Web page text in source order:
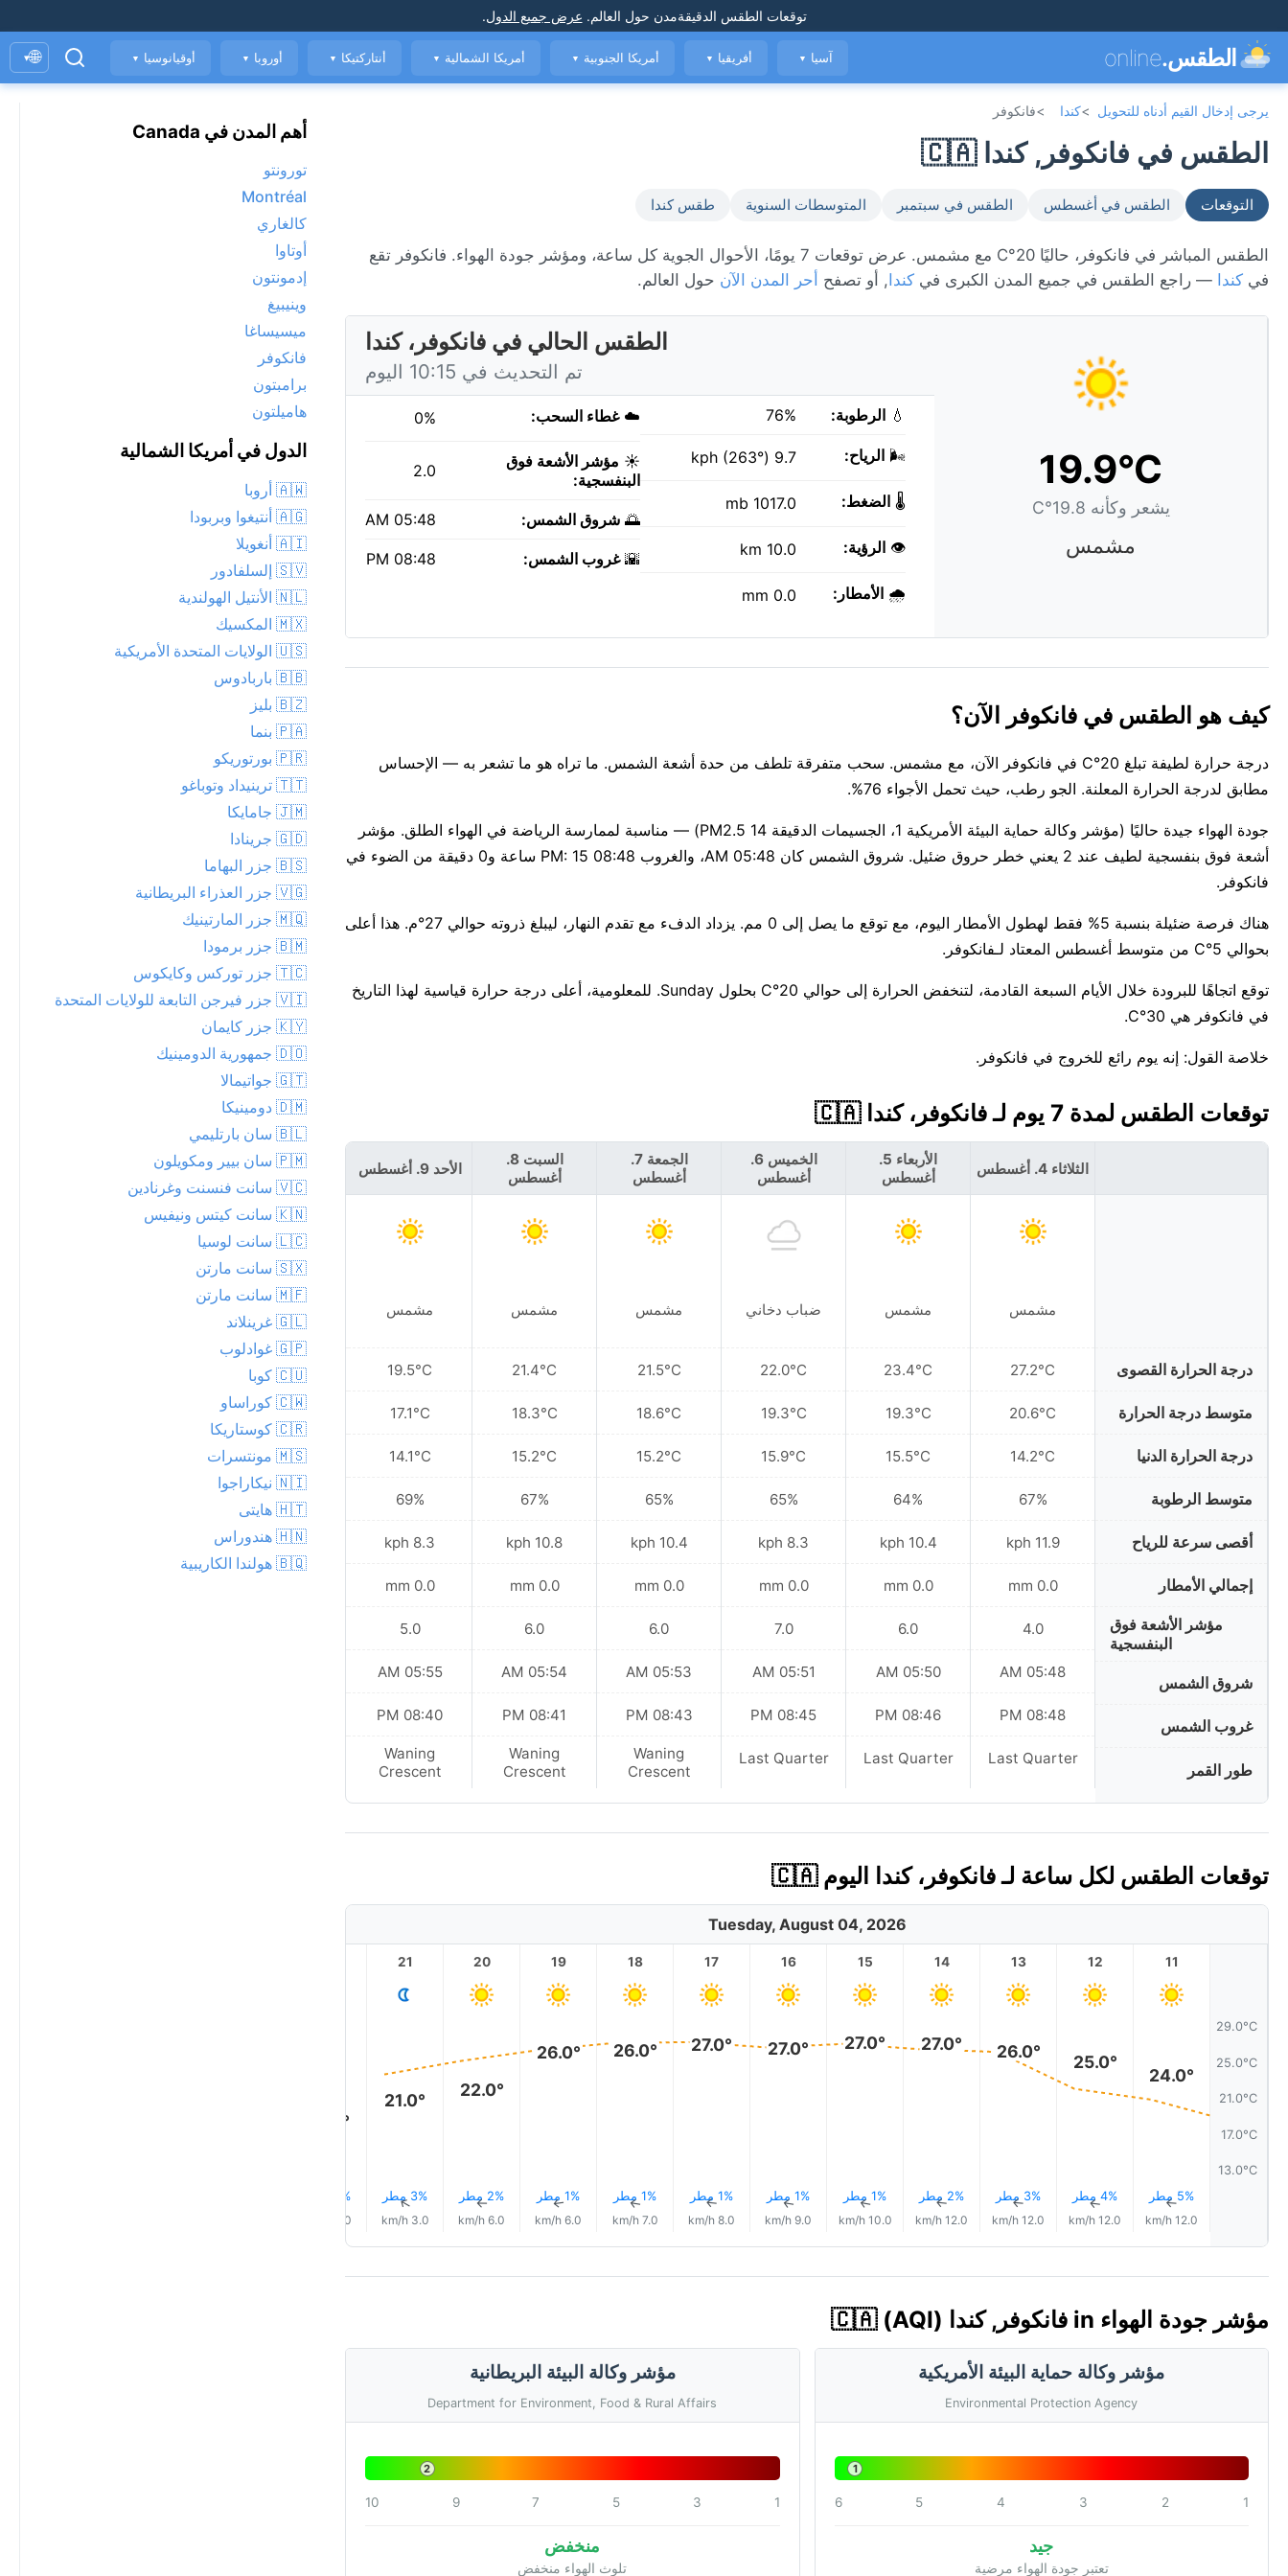
توقعات الطقس الدقيقةمدن حول العالم. عرض جميع الدول.
الطقس.online آسيا ▼ أفريقيا ▼ أمريكا الجنوبية ▼ أمريكا الشمالية ▼ أنتاركتيكا ▼ أوروبا ▼ أوقيانوسيا ▼
🌐
▾
يرجى إدخال القيم أدناه للتحويل >كندا >فانكوفر
الطقس في فانكوفر, كندا 🇨🇦
التوقعات الطقس في أغسطس الطقس في سبتمبر المتوسطات السنوية طقس كندا
الطقس المباشر في فانكوفر، حاليًا 20°C مع مشمس. عرض توقعات 7 يومًا، الأحوال الجوية كل ساعة، ومؤشر جودة الهواء. فانكوفر تقع
في كندا — راجع الطقس في جميع المدن الكبرى في كندا , أو تصفح أحر المدن الآن حول العالم.
19.9°C
يشعر وكأنه 19.8°C
مشمس
الطقس الحالي في فانكوفر، كندا
تم التحديث في 10:15 اليوم
💧 الرطوبة: 76%
🌬️ الرياح: 9.7 kph (263°)
🌡️ الضغط: 1017.0 mb
👁️ الرؤية: 10.0 km
🌧️ الأمطار: 0.0 mm
☁️غطاء السحب: 0%
☀️ مؤشر الأشعة فوق
البنفسجية:
2.0
🌅 شروق الشمس: 05:48 AM
🌇غروب الشمس: 08:48 PM
كيف هو الطقس في فانكوفر الآن؟
درجة حرارة لطيفة تبلغ 20°C في فانكوفر الآن، مع مشمس. سحب متفرقة تلطف من حدة أشعة الشمس. ما تراه هو ما تشعر به — الإحساس
مطابق لدرجة الحرارة المعلنة. الجو رطب، حيث تحمل الأجواء 76%.
جودة الهواء جيدة حاليًا (مؤشر وكالة حماية البيئة الأمريكية 1، الجسيمات الدقيقة PM2.5 14) — مناسبة لممارسة الرياضة في الهواء الطلق. مؤشر
أشعة فوق بنفسجية لطيف عند 2 يعني خطر حروق ضئيل. شروق الشمس كان 05:48 AM، والغروب 08:48 PM: 15 ساعة و0 دقيقة من الضوء في
فانكوفر.
هناك فرصة ضئيلة بنسبة 5% فقط لهطول الأمطار اليوم، مع توقع ما يصل إلى 0 مم. يزداد الدفء مع تقدم النهار، ليبلغ ذروته حوالي 27°م. هذا أعلى
بحوالي 5°C من متوسط أغسطس المعتاد لـفانكوفر.
توقع اتجاهًا للبرودة خلال الأيام السبعة القادمة، لتنخفض الحرارة إلى حوالي 20°C بحلول Sunday. للمعلومية، أعلى درجة حرارة قياسية لهذا التاريخ
في فانكوفر هي 30°C.
خلاصة القول: إنه يوم رائع للخروج في فانكوفر.
توقعات الطقس لمدة 7 يوم لـ فانكوفر، كندا 🇨🇦
درجة الحرارة القصوى
متوسط درجة الحرارة
درجة الحرارة الدنيا
متوسط الرطوبة
أقصى سرعة للرياح
إجمالي الأمطار
مؤشر الأشعة فوق
البنفسجية
شروق الشمس
غروب الشمس
طور القمر
الثلاثاء 4. أغسطس
مشمس
27.2°C
20.6°C
14.2°C
67%
11.9 kph
0.0 mm
4.0
05:48 AM
08:48 PM
Last Quarter
الأربعاء 5.
أغسطس
مشمس
23.4°C
19.3°C
15.5°C
64%
10.4 kph
0.0 mm
6.0
05:50 AM
08:46 PM
Last Quarter
الخميس 6.
أغسطس
ضباب دخاني
22.0°C
19.3°C
15.9°C
65%
8.3 kph
0.0 mm
7.0
05:51 AM
08:45 PM
Last Quarter
الجمعة 7.
أغسطس
مشمس
21.5°C
18.6°C
15.2°C
65%
10.4 kph
0.0 mm
6.0
05:53 AM
08:43 PM
Waning
Crescent
السبت 8.
أغسطس
مشمس
21.4°C
18.3°C
15.2°C
67%
10.8 kph
0.0 mm
6.0
05:54 AM
08:41 PM
Waning
Crescent
الأحد 9. أغسطس
مشمس
19.5°C
17.1°C
14.1°C
69%
8.3 kph
0.0 mm
5.0
05:55 AM
08:40 PM
Waning
Crescent
الاثنين 10.
أغسطس
مشمس
19.8°C
17.5°C
15.0°C
70%
9.0 kph
توقعات الطقس لكل ساعة لـ فانكوفر، كندا اليوم 🇨🇦
Tuesday, August 04, 2026
29.0°C
25.0°C
21.0°C
17.0°C
13.0°C
11
24.0°
5% مطر↑
12.0 km/h
12
25.0°
4% مطر↑
12.0 km/h
13
26.0°
3% مطر↑
12.0 km/h
14
27.0°
2% مطر↑
12.0 km/h
15
27.0°
1% مطر↑
10.0 km/h
16
27.0°
1% مطر↑
9.0 km/h
17
27.0°
1% مطر↑
8.0 km/h
18
26.0°
1% مطر↑
7.0 km/h
19
26.0°
1% مطر↑
6.0 km/h
20
22.0°
2% مطر↑
6.0 km/h
21
21.0°
3% مطر↑
3.0 km/h
18.0°
5% مطر
2.0 km/h
مؤشر جودة الهواء in فانكوفر, كندا 🇨🇦 (AQI)
مؤشر وكالة حماية البيئة الأمريكية
Environmental Protection Agency
1
1
2
3
4
5
6
جيد
تعتبر جودة الهواء مرضية
مؤشر وكالة البيئة البريطانية
Department for Environment, Food & Rural Affairs
2
1
3
5
7
9
10
منخفض
تلوث الهواء منخفض
أهم المدن في Canada
تورونتو
Montréal
كالغاري
أوتاوا
إدمونتون
وينيبيغ
ميسيساغا
فانكوفر
برامبتون
هاميلتون
الدول في أمريكا الشمالية
🇦🇼 أروبا
🇦🇬 أنتيغوا وبربودا
🇦🇮 أنغويلا
🇸🇻 إلسلفادور
🇳🇱 الأنتيل الهولندية
🇲🇽 المكسيك
🇺🇸 الولايات المتحدة الأمريكية
🇧🇧 باربادوس
🇧🇿 بليز
🇵🇦 بنما
🇵🇷 بورتوريكو
🇹🇹 ترينيداد وتوباغو
🇯🇲 جامايكا
🇬🇩 جرينادا
🇧🇸 جزر البهاما
🇻🇬 جزر العذراء البريطانية
🇲🇶 جزر المارتينيك
🇧🇲 جزر برمودا
🇹🇨 جزر توركس وكايكوس
🇻🇮 جزر فيرجن التابعة للولايات المتحدة
🇰🇾 جزر كايمان
🇩🇴 جمهورية الدومينيك
🇬🇹 جواتيمالا
🇩🇲 دومينيكا
🇧🇱 سان بارتليمي
🇵🇲 سان بيير ومكويلون
🇻🇨 سانت فنسنت وغرنادين
🇰🇳 سانت كيتس ونيفيس
🇱🇨 سانت لوسيا
🇸🇽 سانت مارتن
🇲🇫 سانت مارتن
🇬🇱 غرينلاند
🇬🇵 غوادلوب
🇨🇺 كوبا
🇨🇼 كوراساو
🇨🇷 كوستاريكا
🇲🇸 مونتسرات
🇳🇮 نيكاراجوا
🇭🇹 هايتى
🇭🇳 هندوراس
🇧🇶 هولندا الكاريبية